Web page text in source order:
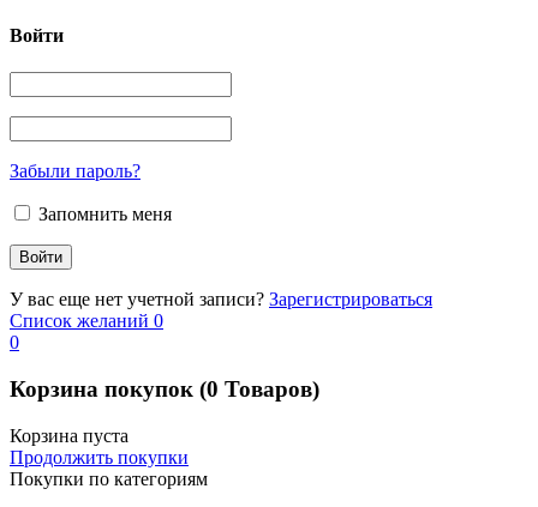
Войти
Забыли пароль?
Запомнить меня
У вас еще нет учетной записи? Зарегистрироваться
Список желаний 0
0
Корзина покупок (0 Товаров)
Корзина пуста
Продолжить покупки
Покупки по категориям